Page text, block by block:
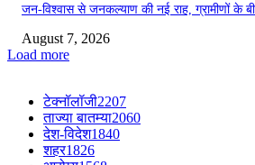
जन-विश्वास से जनकल्याण की नई राह, ग्रामीणों के
August 7, 2026
Load more
टेक्नॉलॉजी2207
ताज्या बातम्या2060
देश-विदेश1840
शहर1826